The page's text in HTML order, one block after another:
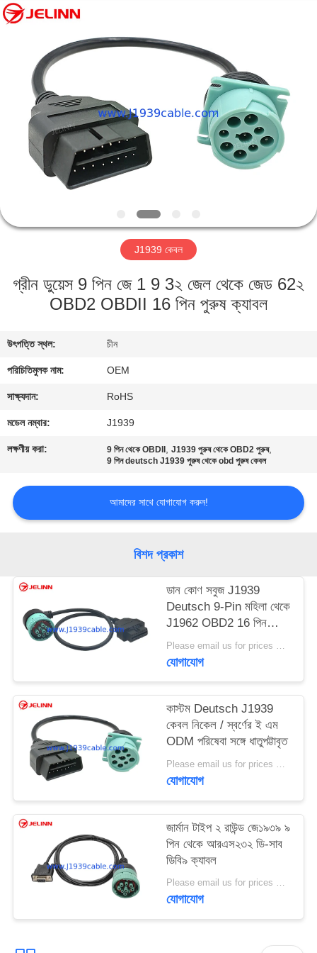
আমাদের
কারখানা
যোগাযোগ
করুন
উদ্ধৃতির
আবেদন
সরবরাহকারী.
Copyright
j1939cable.com.
Reserved.
Developed
J1939 কেবল
গ্রীন ডুয়েস 9 পিন জে 1 9 3২ জেল থেকে জেড 62২
OBD2 OBDII 16 পিন পুরুষ ক্যাবল
উৎপত্তি স্থল: চীন
পরিচিতিমুলক নাম: OEM
সাক্ষ্যদান: RoHS
মডেল নম্বার: J1939
লক্ষণীয় করা: 9 পিন থেকে OBDII ,J1939 পুরুষ থেকে OBD2 পুরুষ,
9 পিন deutsch J1939 পুরুষ থেকে obd পুরুষ কেবল
আমাদের সাথে যোগাযোগ করুন!
বিশদ প্রকাশ
ডান কোণ সবুজ J1939
Deutsch 9-Pin মহিলা থেকে
J1962 OBD2 16 পিন
মহিলা কেবল
Please email us for prices MOQ:100 PCS
যোগাযোগ
কাস্টম Deutsch J1939
কেবল নিকেল / স্বর্ণের ই এম
ODM পরিষেবা সঙ্গে ধাতুপট্টাবৃত
Please email us for prices MOQ:100 PCS
যোগাযোগ
জার্মান টাইপ ২ রাউন্ড জে১৯৩৯ ৯
পিন থেকে আরএস২৩২ ডি-সাব
ডিবি৯ ক্যাবল
Please email us for prices MOQ:১০০ পিসি
যোগাযোগ